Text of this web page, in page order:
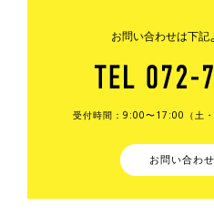
お問い合わせは下記
受付時間：9:00〜17:00（土・
お問い合わ